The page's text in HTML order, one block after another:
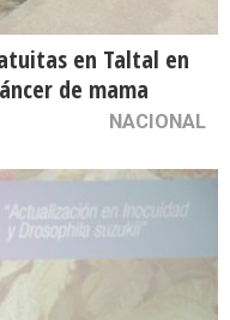
en Taltal en
de mama
NACIONAL